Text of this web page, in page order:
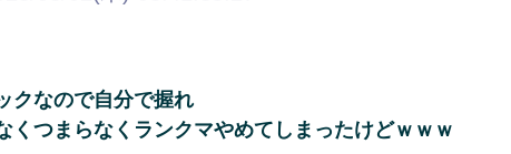
クなので自分で握れ
くつまらなくランクマやめてしまったけどｗｗｗ